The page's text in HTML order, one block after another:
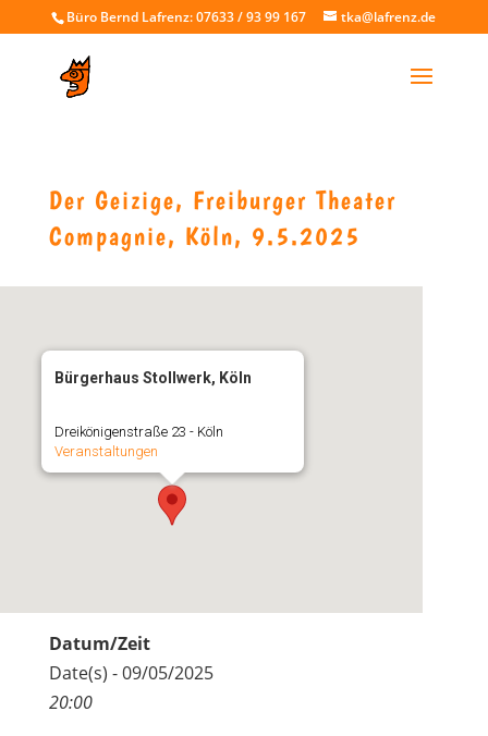
Büro Bernd Lafrenz: 07633 / 93 99 167 tka@lafrenz.de
Der Geizige, Freiburger Theater
Compagnie, Köln, 9.5.2025
Bürgerhaus Stollwerk, Köln
Dreikönigenstraße 23 - Köln
Veranstaltungen
Datum/Zeit
Date(s) - 09/05/2025
20:00